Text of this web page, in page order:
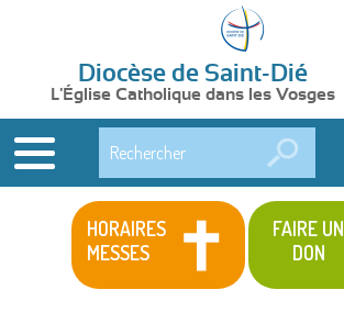
Diocèse de Saint-Dié
L'Église Catholique dans les Vosges
HORAIRES
MESSES
FAIRE UN
DON